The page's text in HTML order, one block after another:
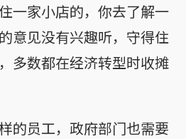
一家小店的，你去了解一
意见没有兴趣听，守得住
多数都在经济转型时收摊
的员工，政府部门也需要